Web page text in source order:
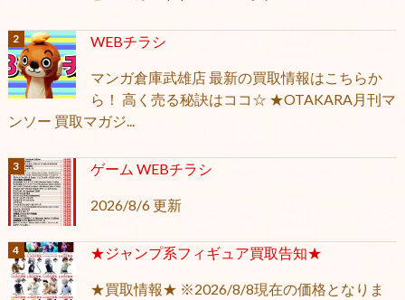
WEBチラシ
マンガ倉庫武雄店 最新の買取情報はこちらか
ら！ 高く売る秘訣はココ☆ ★OTAKARA月刊マ
ンソー 買取マガジ...
ゲーム WEBチラシ
2026/8/6 更新
★ジャンプ系フィギュア買取告知★
★買取情報★ ※2026/8/8現在の価格となりま